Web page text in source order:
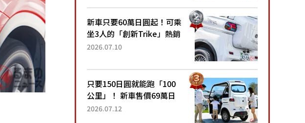
已陸續開始出口的新款
「B...
新車只要60萬日圓起！可乘
坐3人的「創新Trike」熱銷
大賣成為人氣車款！「養車
日圓就能跑100公里」「小
朋友坐得...
2026.07.10
只要150日圓就能跑「100
公里」！ 新車售價69萬日
圓的「3人座」Trike大受歡
2026.07.12